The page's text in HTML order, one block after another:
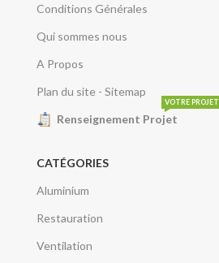
Conditions Générales
Qui sommes nous
A Propos
Plan du site - Sitemap
Renseignement Projet
VOTRE PROJET
CATÉGORIES
Aluminium
Restauration
Ventilation